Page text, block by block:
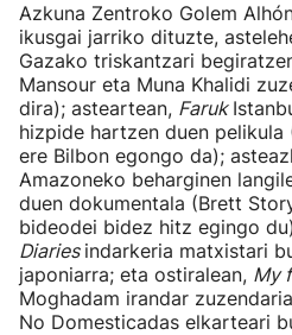
Azkuna Zentroko Golem
ikusgai jarriko dituzte,
Gazako triskantzari
Mansour eta Muna Khalidi
dira); asteartean, Faruk
hizpide hartzen duen pelikula
ere Bilbon egongo da);
Amazoneko beharginen
duen dokumentala (Brett
bideodei bidez hitz egingo
Diaries indarkeria matxistari
japoniarra; eta ostiralean, My
Moghadam irandar
No Domesticadas elkarteari